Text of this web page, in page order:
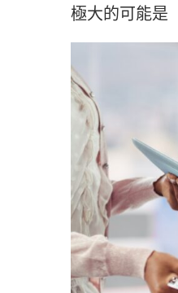
極大的可能是